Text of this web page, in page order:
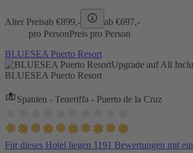
Alter Preisab €899,- ab €697,-
pro PersonPreis pro Person
BLUESEA Puerto Resort
Upgrade auf All
BLUESEA Puerto Resort
Spanien - Teneriffa - Puerto de la Cruz
Für dieses Hotel liegen 1191 Bewertungen mit